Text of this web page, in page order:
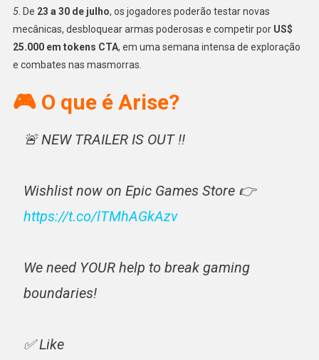
5. De 23 a 30 de julho, os jogadores poderão testar novas
mecânicas, desbloquear armas poderosas e competir por US$
25.000 em tokens CTA, em uma semana intensa de exploração
e combates nas masmorras.
🎮 O que é Arise?
🚨 NEW TRAILER IS OUT !!
Wishlist now on Epic Games Store 👉
https://t.co/lTMhAGkAzv
We need YOUR help to break gaming
boundaries!
✅ Like